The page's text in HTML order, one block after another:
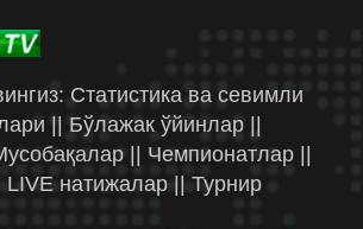
Статистика ва севимли
|| Бўлажак ўйинлар ||
|| Чемпионатлар ||
натижалар || Турнир